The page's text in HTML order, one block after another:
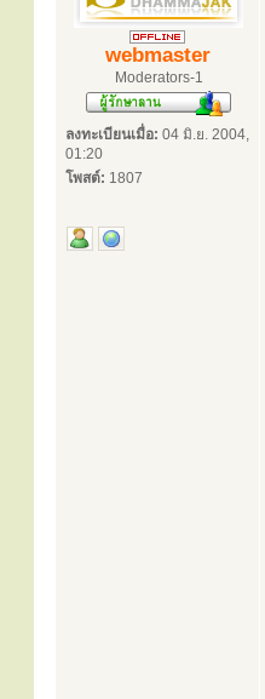
webmaster
Moderators-1
ลงทะเบียนเมื่อ: 04 มิ.ย. 2004,
01:20
โพสต์: 1807